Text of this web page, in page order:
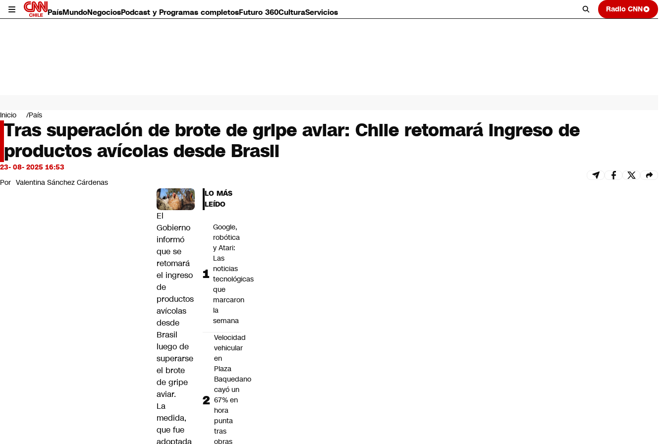
PaísMundoNegociosPodcast y Programas completosFuturo 360CulturaServicios Radio CNN
Mundo
Negocios
Deportes
Programas completos
Cultura
Servicios
Bits
CNN Data
Inicio País
Tras superación de brote de gripe aviar: Chile retomará ingreso de
productos avícolas desde Brasil
23- 08- 2025 16:53
Por Valentina Sánchez Cárdenas
El
Gobierno
informó
que se
retomará
el ingreso
de
productos
avícolas
desde
Brasil
luego de
superarse
el brote
de gripe
aviar.
La
medida,
que fue
adoptada
LO MÁS
LEÍDO
Google,
robótica
y Atari:
Las
noticias
tecnológicas
que
marcaron
la
semana
Velocidad
vehicular
en
Plaza
Baquedano
cayó un
67% en
hora
punta
tras
obras